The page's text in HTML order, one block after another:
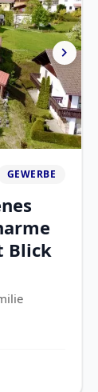
chevron_right
GEWERBE
Blick